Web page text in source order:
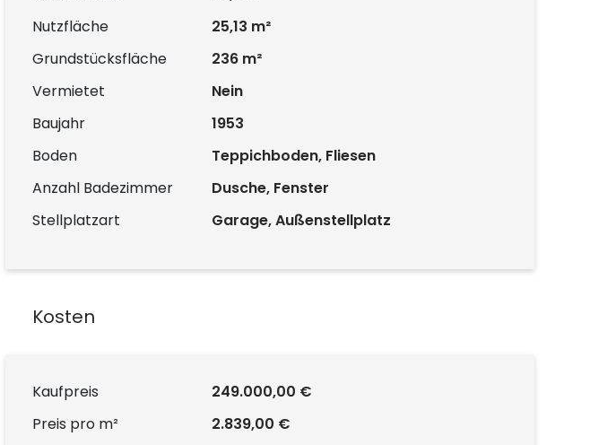
Nutzfläche
25,13 m²
Grundstücksfläche
236 m²
Vermietet
Nein
Baujahr
1953
Boden
Teppichboden, Fliesen
Anzahl Badezimmer
Dusche, Fenster
Stellplatzart
Garage, Außenstellplatz
Kosten
Kaufpreis
249.000,00 €
Preis pro m²
2.839,00 €